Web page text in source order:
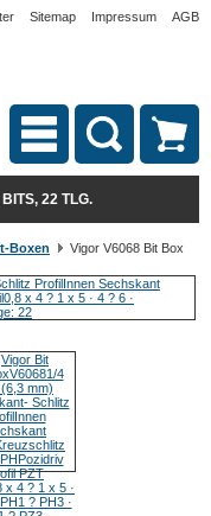
Sitemap Impressum AGB
22 TLG.
Boxen
Vigor V6068 Bit Box